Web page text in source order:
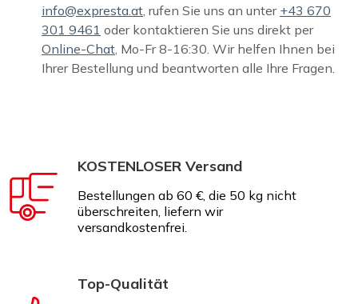
info@expresta.at, rufen Sie uns an unter +43 670
301 9461 oder kontaktieren Sie uns direkt per
Online-Chat, Mo-Fr 8-16:30. Wir helfen Ihnen bei
Ihrer Bestellung und beantworten alle Ihre Fragen.
KOSTENLOSER Versand
Bestellungen ab 60 €, die 50 kg nicht
überschreiten, liefern wir
versandkostenfrei.
Top-Qualität